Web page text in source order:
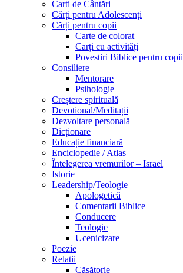
Carti de Cântări
Cărți pentru Adolescenți
Cărți pentru copii
Carte de colorat
Carți cu activități
Povestiri Biblice pentru copii
Consiliere
Mentorare
Psihologie
Creștere spirituală
Devotional/Meditații
Dezvoltare personală
Dicționare
Educație financiară
Enciclopedie / Atlas
Întelegerea vremurilor – Israel
Istorie
Leadership/Teologie
Apologetică
Comentarii Biblice
Conducere
Teologie
Ucenicizare
Poezie
Relatii
Căsătorie